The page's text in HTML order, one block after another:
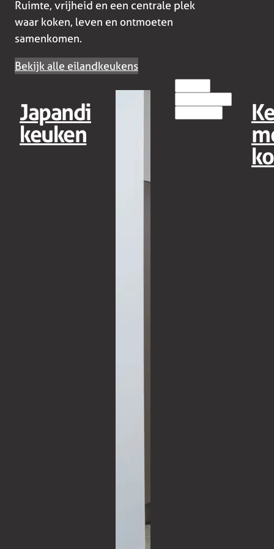
Ruimte, vrijheid en een centrale plek
waar koken, leven en ontmoeten
samenkomen.
Bekijk alle eilandkeukens
Japandi
keuken